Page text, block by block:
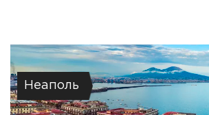
Неаполь